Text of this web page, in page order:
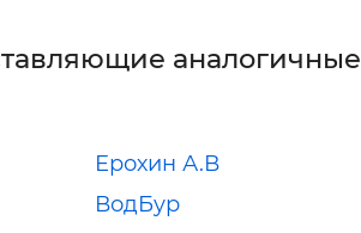
аналогичные
Ерохин А.В
ВодБур